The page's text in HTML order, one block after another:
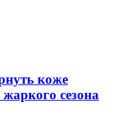
коже
сезона